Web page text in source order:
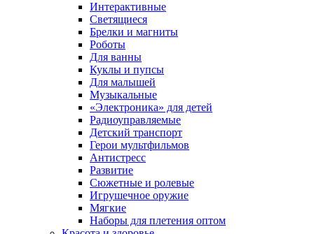
Интерактивные
Светящиеся
Брелки и магниты
Роботы
Для ванны
Куклы и пупсы
Для малышей
Музыкальные
«Электроника» для детей
Радиоуправляемые
Детский транспорт
Герои мультфильмов
Антистресс
Развитие
Сюжетные и ролевые
Игрушечное оружие
Мягкие
Наборы для плетения оптом